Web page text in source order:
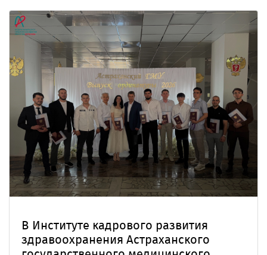
В Институте кадрового развития
здравоохранения Астраханского